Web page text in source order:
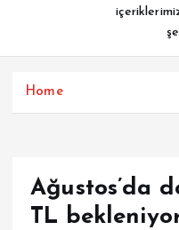
Home
Ağustos’da
TL